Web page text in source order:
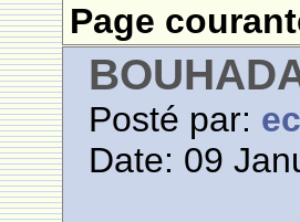
Page
Posté par:
Date: 09